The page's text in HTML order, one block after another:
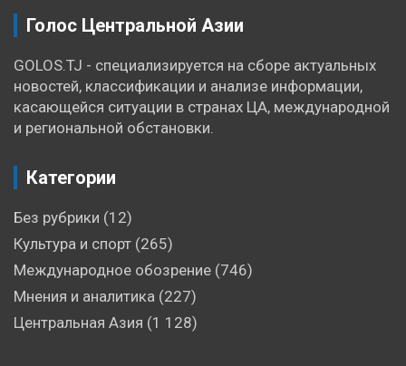
Голос Центральной Азии
GOLOS.TJ - специализируется на сборе актуальных
новостей, классификации и анализе информации,
касающейся ситуации в странах ЦА, международной
и региональной обстановки.
Категории
Без рубрики (12)
Культура и спорт (265)
Международное обозрение (746)
Мнения и аналитика (227)
Центральная Азия (1 128)